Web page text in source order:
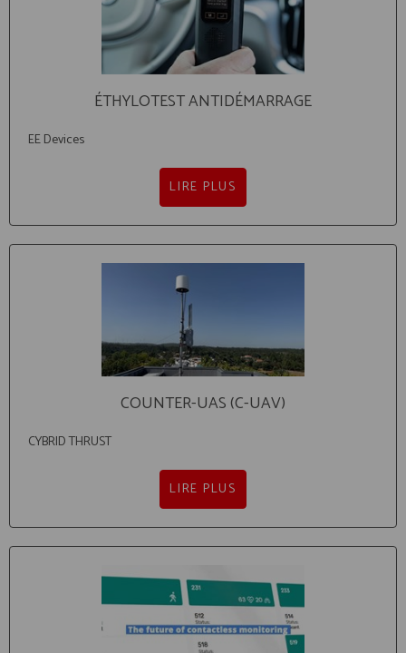
ÉTHYLOTEST ANTIDÉMARRAGE
EE Devices
LIRE PLUS
COUNTER-UAS (C-UAV)
CYBRID THRUST
LIRE PLUS